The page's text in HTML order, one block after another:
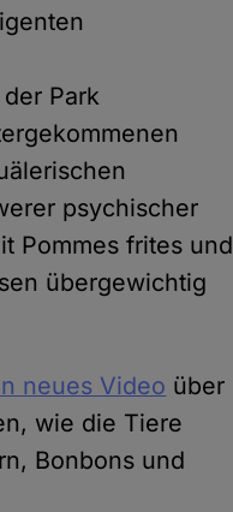
Park
psychischer
Pommes frites und
übergewichtig
neues Video über
wie die Tiere
Bonbons und